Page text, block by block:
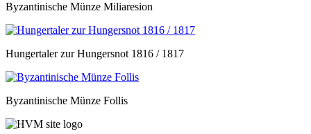
Byzantinische Münze Miliaresion
Hungertaler zur Hungersnot 1816 / 1817
Byzantinische Münze Follis